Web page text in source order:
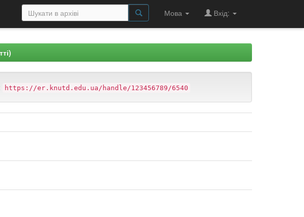
Мова Вхід:
https://er.knutd.edu.ua/handle/123456789/6540